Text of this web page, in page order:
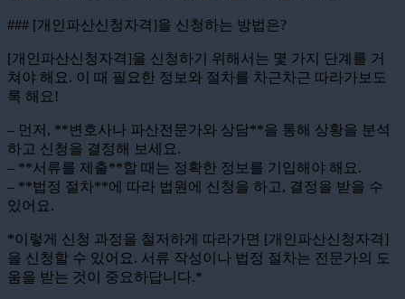
### [개인파산신청자격]을 신청하는 방법은?
[개인파산신청자격]을 신청하기 위해서는 몇 가지 단계를 거
쳐야 해요. 이 때 필요한 정보와 절차를 차근차근 따라가보도
록 해요!
– 먼저, **변호사나 파산전문가와 상담**을 통해 상황을 분석
하고 신청을 결정해 보세요.
– **서류를 제출**할 때는 정확한 정보를 기입해야 해요.
– **법정 절차**에 따라 법원에 신청을 하고, 결정을 받을 수
있어요.
*이렇게 신청 과정을 철저하게 따라가면 [개인파산신청자격]
을 신청할 수 있어요. 서류 작성이나 법정 절차는 전문가의 도
움을 받는 것이 중요하답니다.*